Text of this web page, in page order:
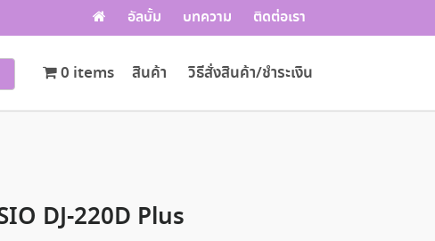
อัลบั้ม บทความ ติดต่อเรา
สินค้า วิธีสั่งสินค้า/ชำระเงิน
0 items
DJ-220D Plus